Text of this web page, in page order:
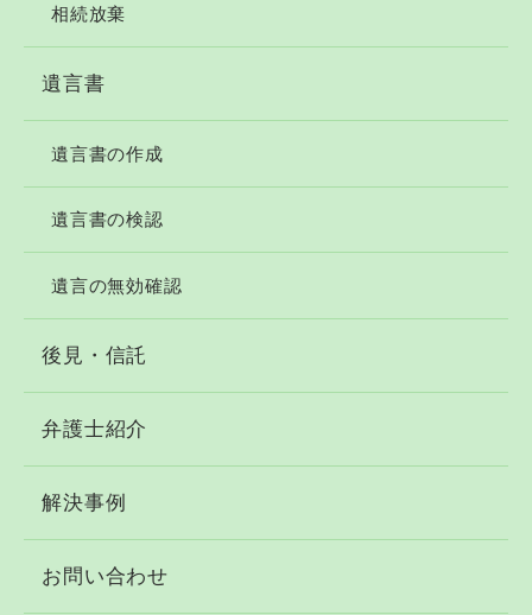
相続放棄
遺言書
遺言書の作成
遺言書の検認
遺言の無効確認
後見・信託
弁護士紹介
解決事例
お問い合わせ